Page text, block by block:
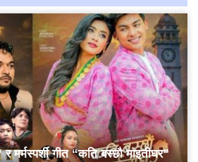
गीत “कति बस्छौ माइतीघर”